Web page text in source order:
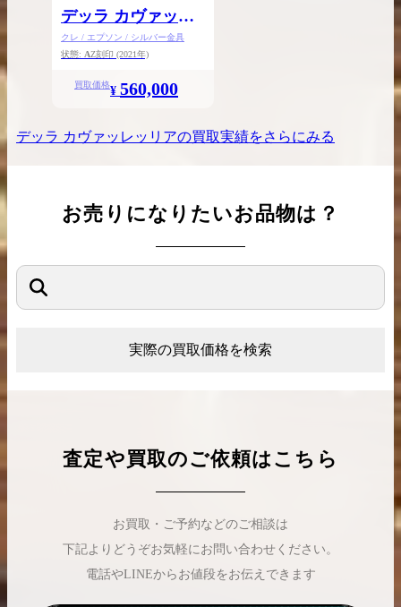
デッラ カヴァッレ
ッリアミニ
クレ / エプソン / シルバー金具
状態: AZ刻印 (2021年)
買取価格¥ 560,000
デッラ カヴァッレッリアの買取実績をさらにみる
お売りになりたいお品物は？
実際の買取価格を検索
査定や買取のご依頼はこちら
お買取・ご予約などのご相談は
下記よりどうぞお気軽にお問い合わせください。
電話やLINEからお値段をお伝えできます